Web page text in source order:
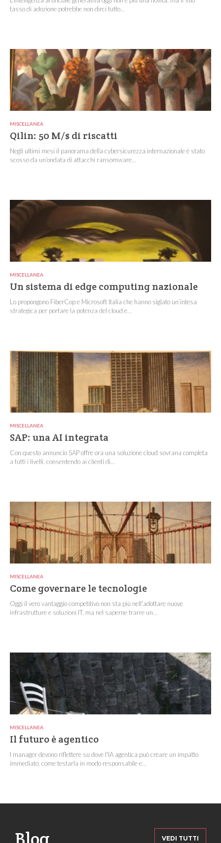
tasso di adozione potrebbe non dirci tutto...
MISCELLANEA
Qilin: 50 M/$ di riscatti
Negli ultimi mesi il panorama della cybersicurezza internazionale è stato
scosso da un’ondata di attacchi ransomware...
MISCELLANEA
Un sistema di edge computing nazionale
Lo propongono FiberCop e Microsoft Italia che hanno siglato un’intesa
strategica per portare la potenza del cloud e...
MISCELLANEA
SAP: una AI integrata
Con questo annuncio SAP offre ora una soluzione cloud sovrana completa
a tutti i livelli, consentendo ai clienti di...
MISCELLANEA
Come governare le tecnologie
Oggi il vero vantaggio competitivo non sta più nell'adottare nuove
infrastrutture e soluzioni IT, ma nel saperne trarre un...
MISCELLANEA
Il futuro è agentico
I manager devono riflettere su dove l'IA agentica può creare un impatto
immediato, come testarla in modo responsabile e...
VEDI TUTTI